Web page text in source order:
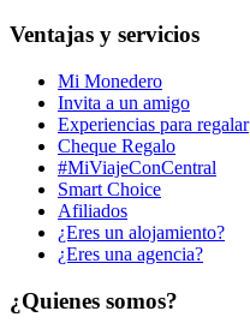
Ventajas y servicios
Mi Monedero
Invita a un amigo
Experiencias para regalar
Cheque Regalo
#MiViajeConCentral
Smart Choice
Afiliados
¿Eres un alojamiento?
¿Eres una agencia?
¿Quienes somos?